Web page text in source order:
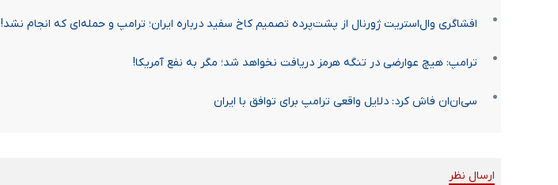
افشاگری وال‌استریت ژورنال از پشت‌پرده تصمیم کاخ سفید درباره ایران؛ ترامپ و حمله‌ای که انجام نشد!
ترامپ: هیچ عوارضی در تنگه هرمز دریافت نخواهد شد؛ مگر به نفع آمریکا!
سی‌ان‌ان فاش کرد: دلایل واقعی ترامپ برای توافق با ایران
ارسال نظر